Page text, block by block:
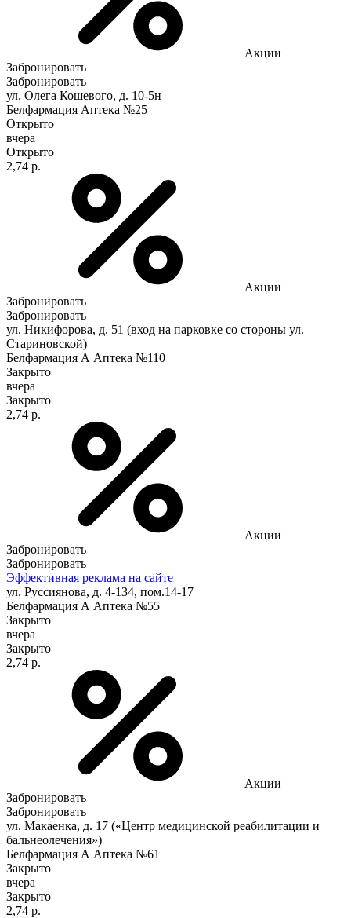
Акции
Забронировать
Забронировать
ул. Олега Кошевого, д. 10-5н
Белфармация Аптека №25
Открыто
вчера
Открыто
2,74 р.
Акции
Забронировать
Забронировать
ул. Никифорова, д. 51 (вход на парковке со стороны ул.
Стариновской)
Белфармация А Аптека №110
Закрыто
вчера
Закрыто
2,74 р.
Акции
Забронировать
Забронировать
Эффективная реклама на сайте
ул. Руссиянова, д. 4-134, пом.14-17
Белфармация А Аптека №55
Закрыто
вчера
Закрыто
2,74 р.
Акции
Забронировать
Забронировать
ул. Макаенка, д. 17 («Центр медицинской реабилитации и
бальнеолечения»)
Белфармация А Аптека №61
Закрыто
вчера
Закрыто
2,74 р.